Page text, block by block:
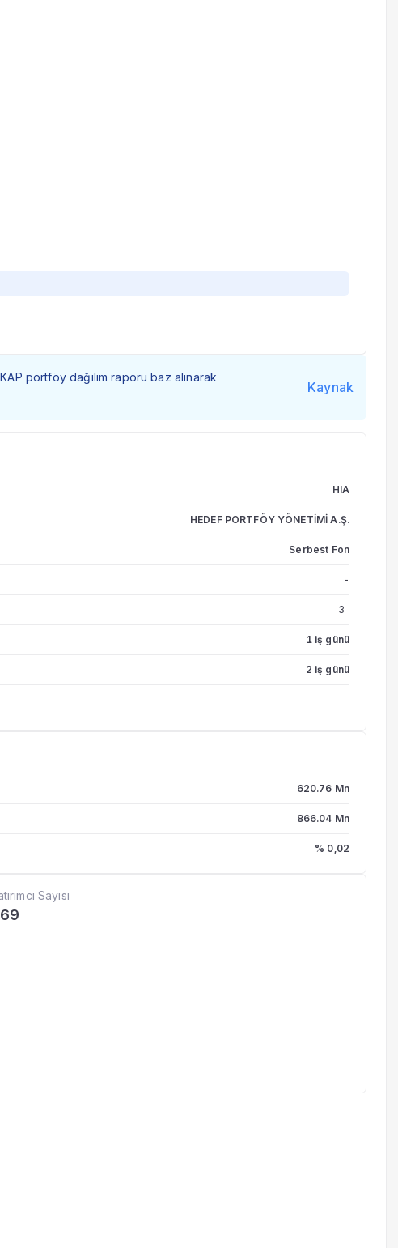
portföy dağılım raporu baz alınarak
Kaynak
HIA
HEDEF PORTFÖY YÖNETİMİ A.Ş.
Serbest Fon
-
3
1 iş günü
2 iş günü
620.76 Mn
866.04 Mn
% 0,02
Sayısı